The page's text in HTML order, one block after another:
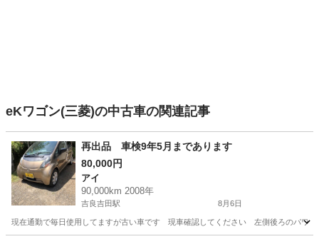
eKワゴン(三菱)の中古車の関連記事
再出品 車検9年5月まであります
80,000円
アイ
90,000km 2008年
吉良吉田駅 8月6日
現在通勤で毎日使用してますが古い車です 現車確認してください 左側後ろのパワ